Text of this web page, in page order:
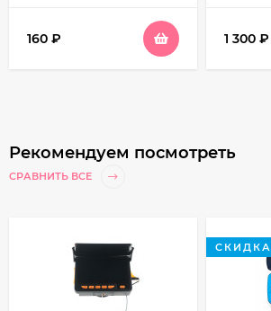
160 ₽ 1 300 ₽
Рекомендуем посмотреть
СРАВНИТЬ ВСЕ
СКИДКА